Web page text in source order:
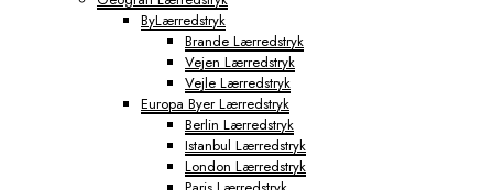
ByLærredstryk
Brande Lærredstryk
Vejen Lærredstryk
Vejle Lærredstryk
Europa Byer Lærredstryk
Berlin Lærredstryk
Istanbul Lærredstryk
London Lærredstryk